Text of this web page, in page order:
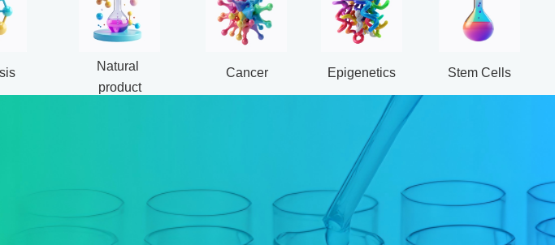
Natural
product
Cancer Epigenetics Stem Cells